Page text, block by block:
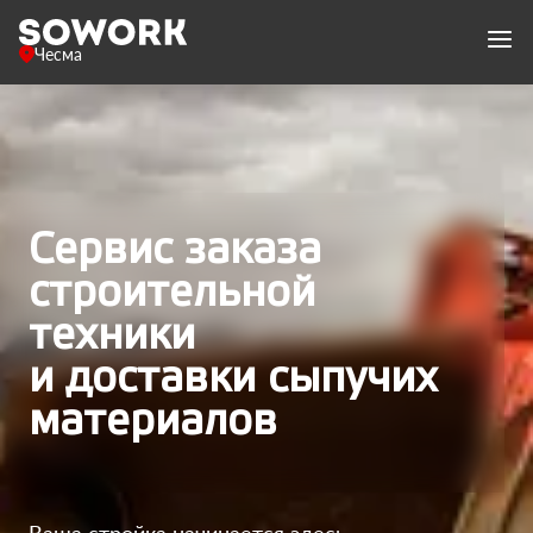
Чесма
Сервис заказа
строительной
техники
и доставки сыпучих
материалов